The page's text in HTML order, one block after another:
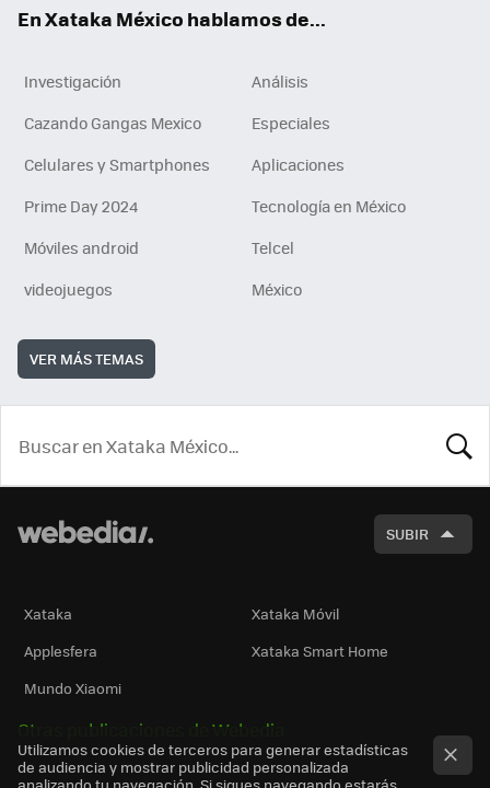
En Xataka México hablamos de...
Investigación
Análisis
Cazando Gangas Mexico
Especiales
Celulares y Smartphones
Aplicaciones
Prime Day 2024
Tecnología en México
Móviles android
Telcel
videojuegos
México
VER MÁS TEMAS
SUBIR
Xataka
Xataka Móvil
Applesfera
Xataka Smart Home
Mundo Xiaomi
Otras publicaciones de Webedia
Utilizamos cookies de terceros para generar estadísticas
de audiencia y mostrar publicidad personalizada